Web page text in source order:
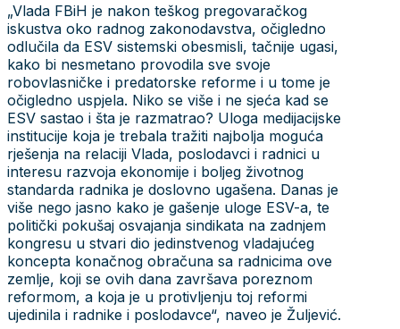
„Vlada FBiH je nakon teškog pregovaračkog
iskustva oko radnog zakonodavstva, očigledno
odlučila da ESV sistemski obesmisli, tačnije ugasi,
kako bi nesmetano provodila sve svoje
robovlasničke i predatorske reforme i u tome je
očigledno uspjela. Niko se više i ne sjeća kad se
ESV sastao i šta je razmatrao? Uloga medijacijske
institucije koja je trebala tražiti najbolja moguća
rješenja na relaciji Vlada, poslodavci i radnici u
interesu razvoja ekonomije i boljeg životnog
standarda radnika je doslovno ugašena. Danas je
više nego jasno kako je gašenje uloge ESV-a, te
politički pokušaj osvajanja sindikata na zadnjem
kongresu u stvari dio jedinstvenog vladajućeg
koncepta konačnog obračuna sa radnicima ove
zemlje, koji se ovih dana završava poreznom
reformom, a koja je u protivljenju toj reformi
ujedinila i radnike i poslodavce“, naveo je Žuljević.